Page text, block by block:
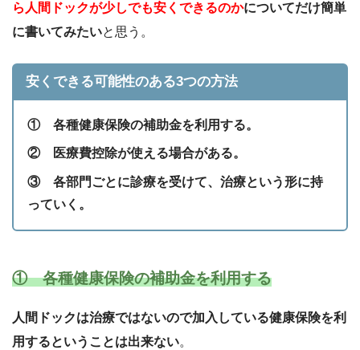
ら人間ドックが少しでも安くできるのかについてだけ簡単
に書いてみたいと思う。
安くできる可能性のある3つの方法
① 各種健康保険の補助金を利用する。
② 医療費控除が使える場合がある。
③ 各部門ごとに診療を受けて、治療という形に持
っていく。
① 各種健康保険の補助金を利用する
人間ドックは治療ではないので加入している健康保険を利
用するということは出来ない。